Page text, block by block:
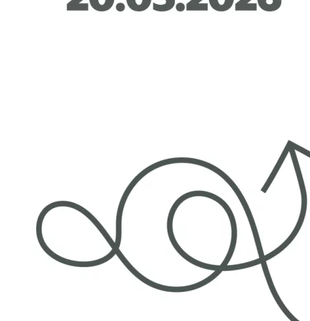
Kurser och aktiviteter
Bli medlem
Logga in på Arbetsgivarguiden
Sök på kompetensforetagen.se